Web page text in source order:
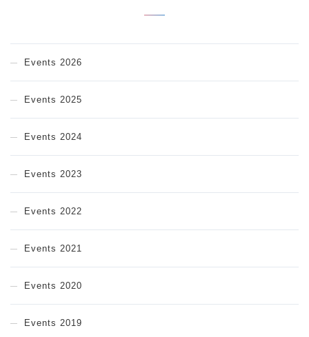
Events 2026
Events 2025
Events 2024
Events 2023
Events 2022
Events 2021
Events 2020
Events 2019